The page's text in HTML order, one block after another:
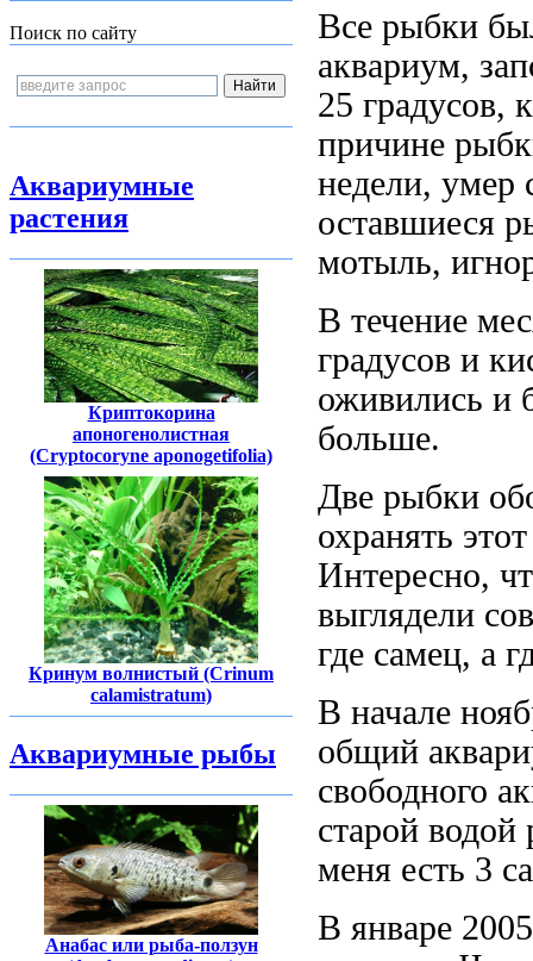
Поиск по сайту
Аквариумные
растения
Криптокорина
апоногенолистная
(Cryptocoryne aponogetifolia)
Кринум волнистый (Crinum
calamistratum)
Аквариумные рыбы
Анабас или рыба-ползун
Все рыбки
аквариум,
25 градусов,
причине
недели, умер
оставшиеся
мотыль,
В течение
градусов и
оживились и
больше.
Две рыбки
охранять
Интересно,
выглядели
где самец, а
В начале
общий
свободного
старой
меня есть 3
В январе